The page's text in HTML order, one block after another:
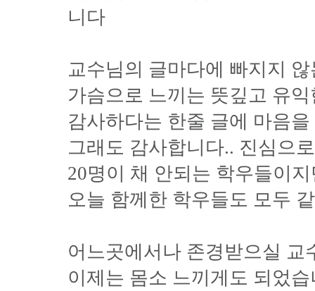
니다
교수님의 글마다에 빠지지
가슴으로 느끼는 뜻깊고 유
감사하다는 한줄 글에 마음
그래도 감사합니다.. 진심으
20명이 채 안되는 학우들이지
오늘 함께한 학우들도 모두
어느곳에서나 존경받으실
이제는 몸소 느끼게도 되었습